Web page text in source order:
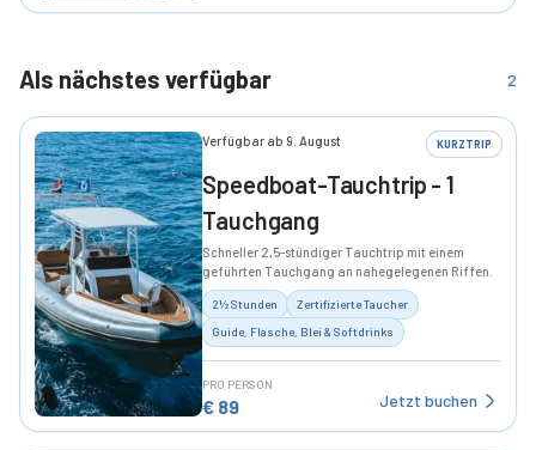
Als nächstes verfügbar 2
Verfügbar ab 9. August KURZTRIP
Speedboat-Tauchtrip - 1
Tauchgang
Schneller 2,5-stündiger Tauchtrip mit einem
geführten Tauchgang an nahegelegenen Riffen.
2½ Stunden
Zertifizierte Taucher
Guide, Flasche, Blei & Softdrinks
PRO PERSON
€ 89 Jetzt buchen